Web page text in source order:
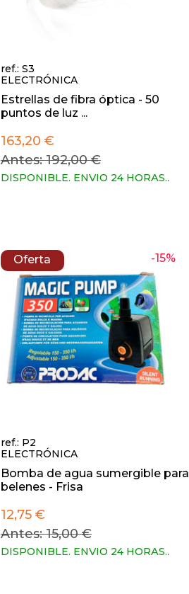
ref.: S3
ELECTRÓNICA
Estrellas de fibra óptica - 50
puntos de luz ...
163,20 €
Antes: 192,00 €
DISPONIBLE. ENVIO 24 HORAS..
-15%
Oferta
ref.: P2
ELECTRÓNICA
Bomba de agua sumergible para
belenes - Frisa
12,75 €
Antes: 15,00 €
DISPONIBLE. ENVIO 24 HORAS..